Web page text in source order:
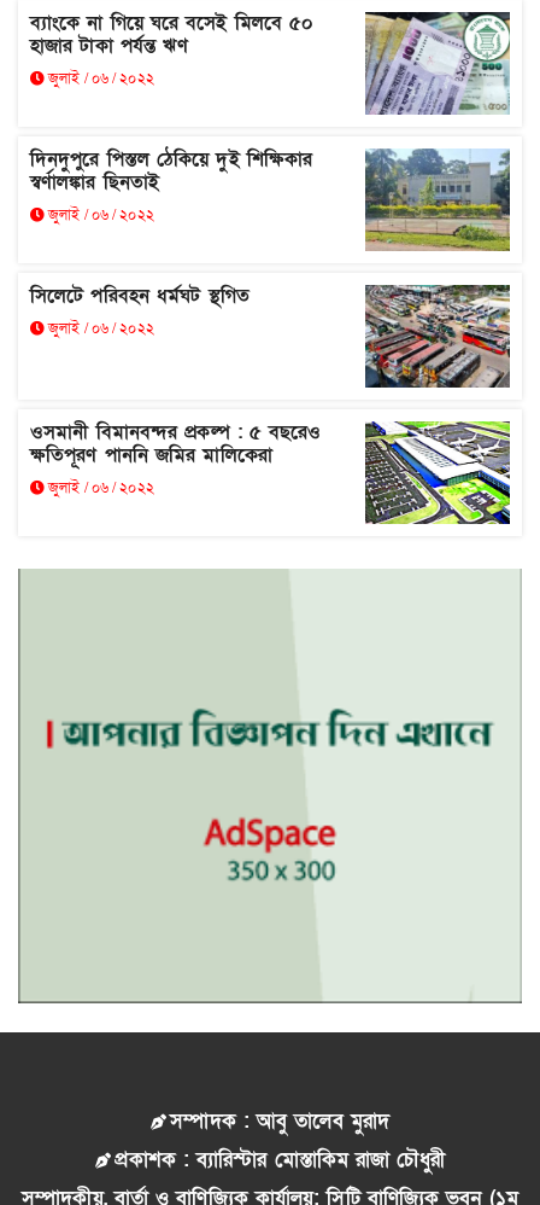
ব্যাংকে না গিয়ে ঘরে বসেই মিলবে ৫০
হাজার টাকা পর্যন্ত ঋণ
জুলাই / ০৬ / ২০২২
দিনদুপুরে পিস্তল ঠেকিয়ে দুই শিক্ষিকার
স্বর্ণালঙ্কার ছিনতাই
জুলাই / ০৬ / ২০২২
সিলেটে পরিবহন ধর্মঘট স্থগিত
জুলাই / ০৬ / ২০২২
ওসমানী বিমানবন্দর প্রকল্প : ৫ বছরেও
ক্ষতিপূরণ পাননি জমির মালিকেরা
জুলাই / ০৬ / ২০২২
সম্পাদক : আবু তালেব মুরাদ
প্রকাশক : ব্যারিস্টার মোস্তাকিম রাজা চৌধুরী
সম্পাদকীয়, বার্তা ও বাণিজ্যিক কার্যালয়: সিটি বাণিজ্যিক ভবন (১ম